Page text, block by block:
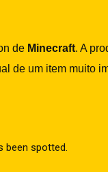
de Minecraft. A
de um item muito
been spotted.